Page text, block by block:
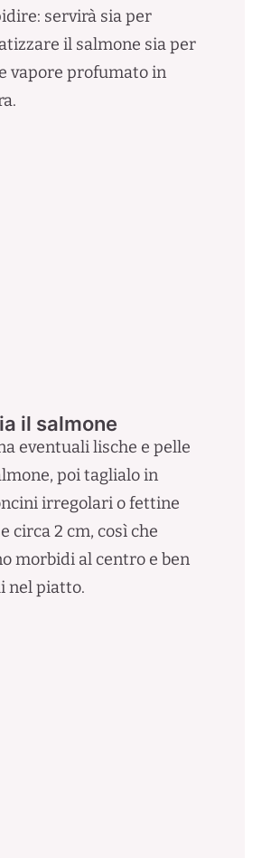
servirà sia per
il salmone sia per
vapore profumato in
il salmone
eventuali lische e pelle
poi taglialo in
irregolari o fettine
circa 2 cm, così che
morbidi al centro e ben
nel piatto.